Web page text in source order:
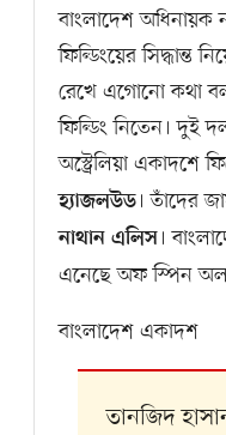
বাংলাদেশ
ফিল্ডিংয়ের সিদ্ধান্ত
রেখে এগোনো কথা
ফিল্ডিং নিতেন। দুই
অস্ট্রেলিয়া একাদশে
হ্যাজলউড। তাঁদের
নাথান এলিস।
এনেছে অফ স্পিন
বাংলাদেশ একাদশ
তানজিদ